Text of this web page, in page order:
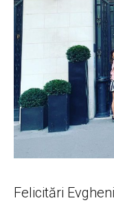
Felicitări